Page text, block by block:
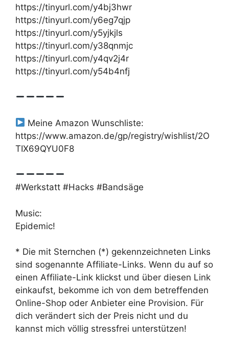
https://tinyurl.com/y4bj3hwr
https://tinyurl.com/y6eg7qjp
https://tinyurl.com/y5yjkjls
https://tinyurl.com/y38qnmjc
https://tinyurl.com/y4qv2j4r
https://tinyurl.com/y54b4nfj
Meine Amazon Wunschliste:
https://www.amazon.de/gp/registry/wishlist/2O
TIX69QYU0F8
#Werkstatt #Hacks #Bandsäge
Music:
Epidemic!
* Die mit Sternchen (*) gekennzeichneten Links
sind sogenannte Affiliate-Links. Wenn du auf so
einen Affiliate-Link klickst und über diesen Link
einkaufst, bekomme ich von dem betreffenden
Online-Shop oder Anbieter eine Provision. Für
dich verändert sich der Preis nicht und du
kannst mich völlig stressfrei unterstützen!